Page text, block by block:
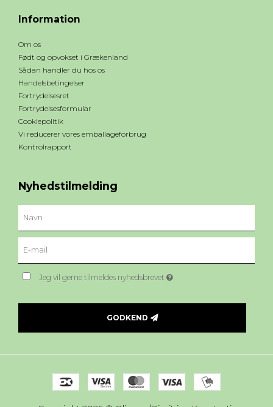
Information
Om os
Født og opvokset i Grækenland
Sådan handler du hos os
Handelsbetingelser
Fortrydelsesret
Fortrydelsesformular
Cookiepolitik
Vi reducerer vores emballageforbrug
Kontrolrapport
Nyhedstilmelding
Jeg vil gerne tilmeldes nyhedsbrevet
GODKEND